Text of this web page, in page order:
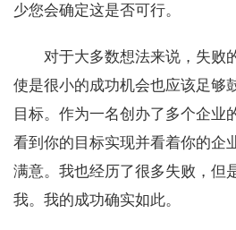
少您会确定这是否可行。
对于大多数想法来说，失败
使是很小的成功机会也应该足够
目标。作为一名创办了多个企业
看到你的目标实现并看着你的企
满意。我也经历了很多失败，但
我。我的成功确实如此。